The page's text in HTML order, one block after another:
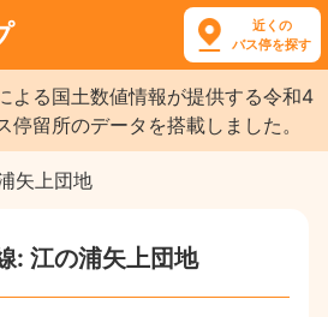
近くの
バス停を探す
よる国土数値情報が提供する令和4
留所のデータを搭載しました。
矢上団地
: 江の浦矢上団地